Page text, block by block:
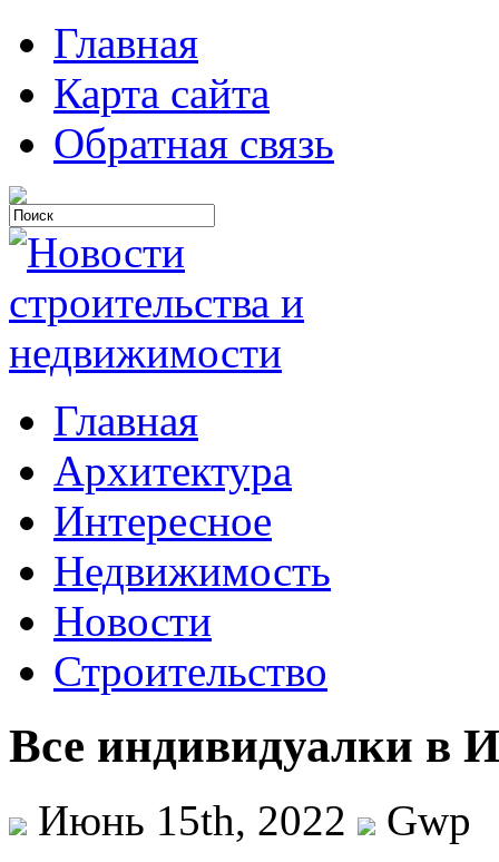
Главная
Карта сайта
Обратная связь
Главная
Архитектура
Интересное
Недвижимость
Новости
Строительство
Все индивидуалки в
Июнь 15th, 2022
Gwp